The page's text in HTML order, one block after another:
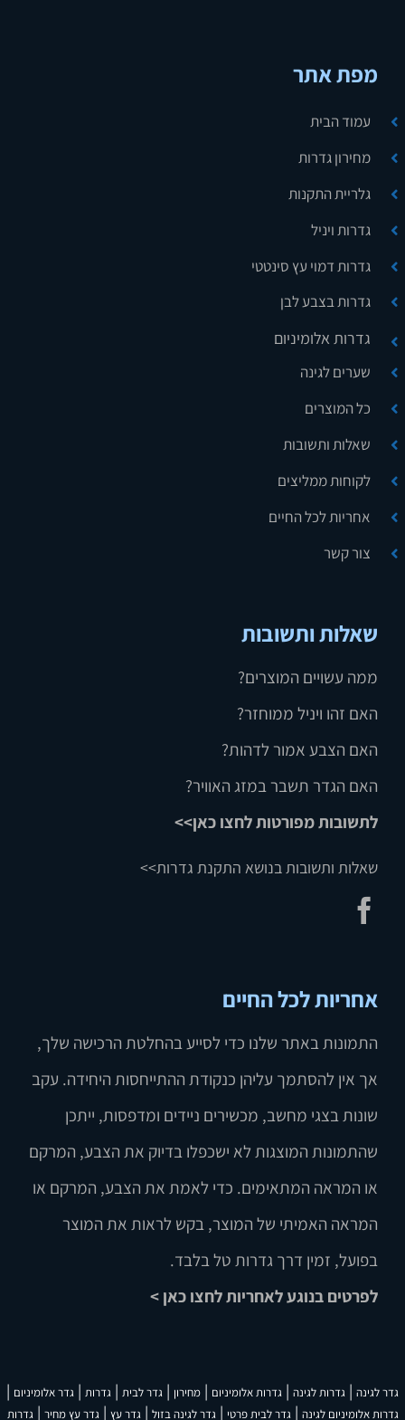
מפת אתר
עמוד הבית
מחירון גדרות
גלריית התקנות
גדרות ויניל
גדרות דמוי עץ סינטטי
גדרות בצבע לבן
גדרות אלומיניום
שערים לגינה
כל המוצרים
שאלות ותשובות
לקוחות ממליצים
אחריות לכל החיים
צור קשר
שאלות ותשובות
ממה עשויים המוצרים?
האם זהו ויניל ממוחזר?
האם הצבע אמור לדהות?
האם הגדר תשבר במזג האוויר?
לתשובות מפורטות לחצו כאן>>
שאלות ותשובות בנושא התקנת גדרות>>
אחריות לכל החיים
התמונות באתר שלנו כדי לסייע בהחלטת הרכישה שלך,
אך אין להסתמך עליהן כנקודת ההתייחסות היחידה. עקב
שונות בצגי מחשב, מכשירים ניידים ומדפסות, ייתכן
שהתמונות המוצגות לא ישכפלו בדיוק את הצבע, המרקם
או המראה המתאימים. כדי לאמת את הצבע, המרקם או
המראה האמיתי של המוצר, בקש לראות את המוצר
בפועל, זמין דרך גדרות טל בלבד.
לפרטים בנוגע לאחריות לחצו כאן >
גדר לגינה | גדרות לגינה | גדרות אלומיניום | מחירון | גדר לבית | גדרות | גדר אלומיניום |
גדרות אלומיניום לגינה | גדר לבית פרטי | גדר לגינה בזול | גדר עץ | גדר עץ מחיר | גדרות